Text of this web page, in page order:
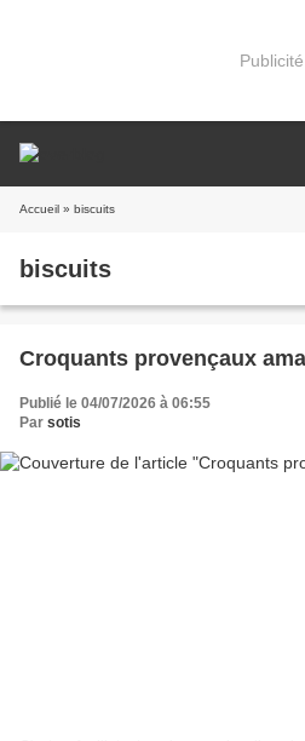
Publicité
Accueil » biscuits
biscuits
Croquants provençaux
Publié le 04/07/2026 à 06:55
Par sotis